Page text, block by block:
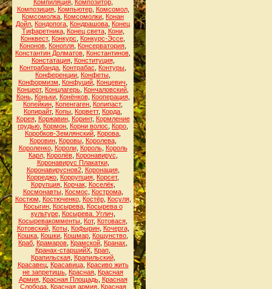
Компиляция, Композитор,
Композиция, Компьютер, Комсомол,
Комсомолка Комсомолки Конан
Дойл Кондопога Кондрашова Конец
Тифаретника, Конец света, Кони,
Конквест, Конкурс Конкурс-Эссе
Кононов Конопля Консерватория
Константин Долматов Константинов
Констатация, Конституция,
Контрабанда Контрабас Контуры
Конференции Конфеты
Конформизм
Конфуций Концевич
Концерт, Концлагерь Кончаловский
Конь, Коньки, Конёнков, Кооперация,
Копейкин Копенгаген Копипаст,
Копирайт, Копы Корветт, Корда
Корея, Коржавин, Коринт, Кормление
грудью Кормон Корни волос Коро
Коробков-Землянский Корова
Коровин, Коровы, Королева,
Короленко, Короли, Король, Король
Карл, Королёв, Коронавирус
Коронавирус Плакатки,
Коронавируснов2, Коронация,
Корреджо Коррупция Корсет,
Корупция, Корчак, Коселёк,
Космонавты, Космос Кострома,
Костюм
Костюченко, Костёр, Косуля,
Косыгин, Косырева, Косырева о
культуре, Косырева. Углич
Косыревакомменты Кот, Котовася
Котовский, Коты, Кофырин, Кочерга,
Кошка Кошки Кошмар Кощунство
Краб Крамаров Крамской Кранах
Кранах-старшийХ Крап
Крапильская, Крапильский,
Красавец, Красавица, Красиво жить
не запретишь Красная Красная
Армия, Красная Площадь, Красная
Слобода, Красная армия, Красная